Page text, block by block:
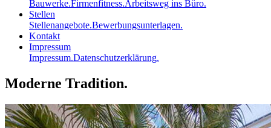
Bauwerke.Firmenfitness.Arbeitsweg ins Büro.
Stellen
Stellenangebote.Bewerbungsunterlagen.
Kontakt
Impressum
Impressum.Datenschutzerklärung.
Moderne Tradition.